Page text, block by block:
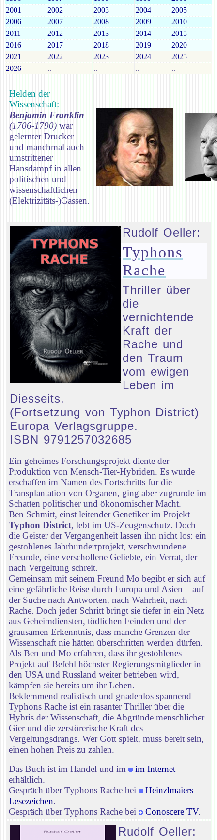
2001
2002 2003 2004
2005
2006
2007 2008 2009
2010
2011
2012 2013 2014
2015
2016
2017 2018 2019
2020
2021
2022 2023 2024
2025
2026
.. .. .. ..
Helden der
Wissenschaft:
Benjamin Franklin
(1706-1790) war
gelernter Drucker
und manchmal auch
umstrittener
Hansdampf in allen
politischen und
wissenschaftlichen
(Elektrizitäts-)Gassen.
Rudolf Oeller:
Typhons
Rache
Thriller über
die
vernichtende
Kraft der
Rache und
den Traum
vom ewigen
Leben im
Diesseits.
(Fortsetzung von Typhon District)
Europa Verlagsgruppe.
ISBN 9791257032685
Ein geheimes Forschungsprojekt diente der
Produktion von Mensch-Tier-Hybriden. Es wurde
erschaffen im Namen des Fortschritts für die
Transplantation von Organen, ging aber zugrunde im
Schatten politischer und ökonomischer Macht.
Ben Schmitt, einst leitender Genetiker im Projekt
Typhon District, lebt im US-Zeugenschutz. Doch
die Geister der Vergangenheit lassen ihn nicht los: ein
gestohlenes Jahrhundertprojekt, verschwundene
Freunde, eine verschollene Geliebte, ein Verrat, der
nach Vergeltung schreit.
Gemeinsam mit seinem Freund Mo begibt er sich auf
eine gefährliche Reise durch Europa und Asien – auf
der Suche nach Antworten, nach Wahrheit, nach
Rache. Doch jeder Schritt bringt sie tiefer in ein Netz
aus Geheimdiensten, tödlichen Feinden und der
grausamen Erkenntnis, dass manche Grenzen der
Wissenschaft nie hätten überschritten werden dürfen.
Als Ben und Mo erfahren, dass ihr gestohlenes
Projekt auf Befehl höchster Regierungsmitglieder in
den USA und Russland weiter betrieben wird,
kämpfen sie bereits um ihr Leben.
Beklemmend realistisch und gnadenlos spannend –
Typhons Rache ist ein rasanter Thriller über die
Hybris der Wissenschaft, die Abgründe menschlicher
Gier und die zerstörerische Kraft des
Vergeltungsdrangs. Wer Gott spielt, muss bereit sein,
einen hohen Preis zu zahlen.
Das Buch ist im Handel und im
im Internet
erhältlich.
Gespräch über Typhons Rache bei
Heinzlmaiers
Lesezeichen.
Gespräch über Typhons Rache bei
Conoscere TV.
Rudolf Oeller: